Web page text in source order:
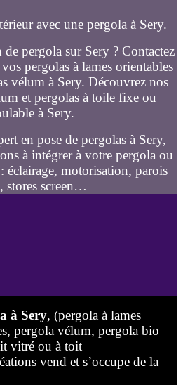
avec une pergola à Sery.
pergola sur Sery ? Contactez
pergolas à lames orientables
vélum à Sery. Découvrez nos
et pergolas à toile fixe ou
à Sery.
en pose de pergolas à Sery,
à intégrer à votre pergola ou
éclairage, motorisation, parois
stores screen…
à Sery, (pergola à lames
pergola vélum, pergola bio
vitré ou à toit
vend et s’occupe de la